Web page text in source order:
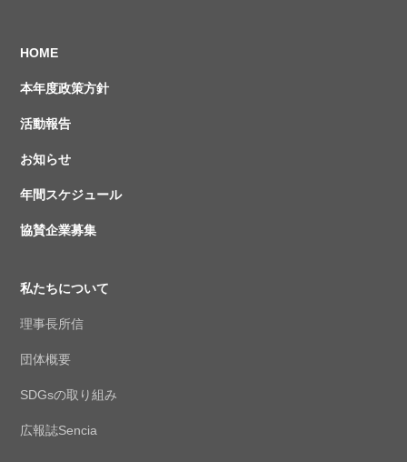
HOME
本年度政策方針
活動報告
お知らせ
年間スケジュール
協賛企業募集
私たちについて
理事長所信
団体概要
SDGsの取り組み
広報誌Sencia